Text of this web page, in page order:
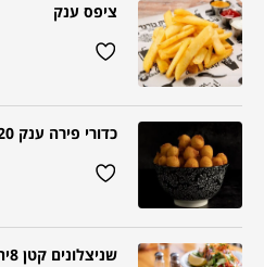
ציפס ענק
כדורי פירה ענק 20 יח
שניצלונים קטן 8יח